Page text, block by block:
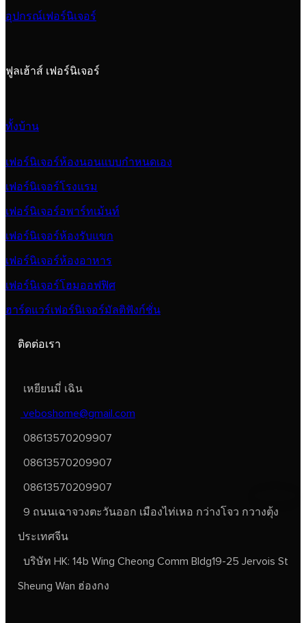
อุปกรณ์เฟอร์นิเจอร์
ฟูลเฮ้าส์ เฟอร์นิเจอร์
ทั้งบ้าน
เฟอร์นิเจอร์ห้องนอนแบบกำหนดเอง
เฟอร์นิเจอร์โรงแรม
เฟอร์นิเจอร์อพาร์ทเม้นท์
เฟอร์นิเจอร์ห้องรับแขก
เฟอร์นิเจอร์ห้องอาหาร
เฟอร์นิเจอร์โฮมออฟฟิศ
ฮาร์ดแวร์เฟอร์นิเจอร์มัลติฟังก์ชั่น
ติดต่อเรา
เหยียนมี่ เฉิน
veboshome@gmail.com
08613570209907
08613570209907
08613570209907
9 ถนนเฉาจวงตะวันออก เมืองไท่เหอ กว่างโจว กวางตุ้ง
ประเทศจีน
บริษัท HK: 14b Wing Cheong Comm Bldg19-25 Jervois St
Sheung Wan ฮ่องกง